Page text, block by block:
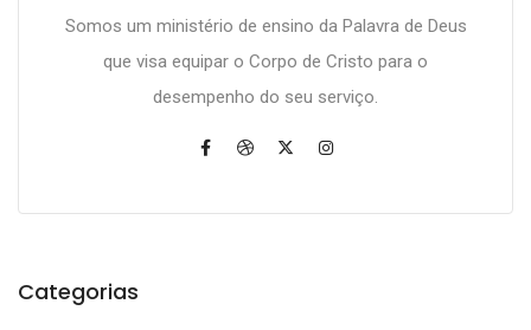
Somos um ministério de ensino da Palavra de Deus
que visa equipar o Corpo de Cristo para o
desempenho do seu serviço.
Categorias